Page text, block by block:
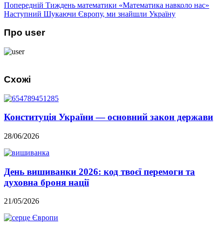
Попередній Тиждень математики «Математика навколо нас»
Наступний Шукаючи Європу, ми знайшли Україну
Про user
Схожі
Конституція України — основний закон держави
28/06/2026
День вишиванки 2026: код твоєї перемоги та
духовна броня нації
21/05/2026